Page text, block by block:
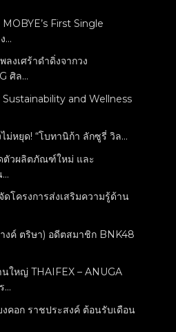
First Single
...
ลงเศร้าดำดิ่งจากวง
ศิล...
and Wellness
ม่หยุด! “โบทานิก้า ลักซูรี่ วิล...
ดตัวผลิตภัณฑ์ใหม่ และ
ดโครงการส่งเสริมความรู้ด้าน
งค์ ตริษา) อดีตสมาชิก BNK48
นใหญ่ THAIFEX – ANUGA
...
คอก ราชประสงค์ ต้อนรับเดือน